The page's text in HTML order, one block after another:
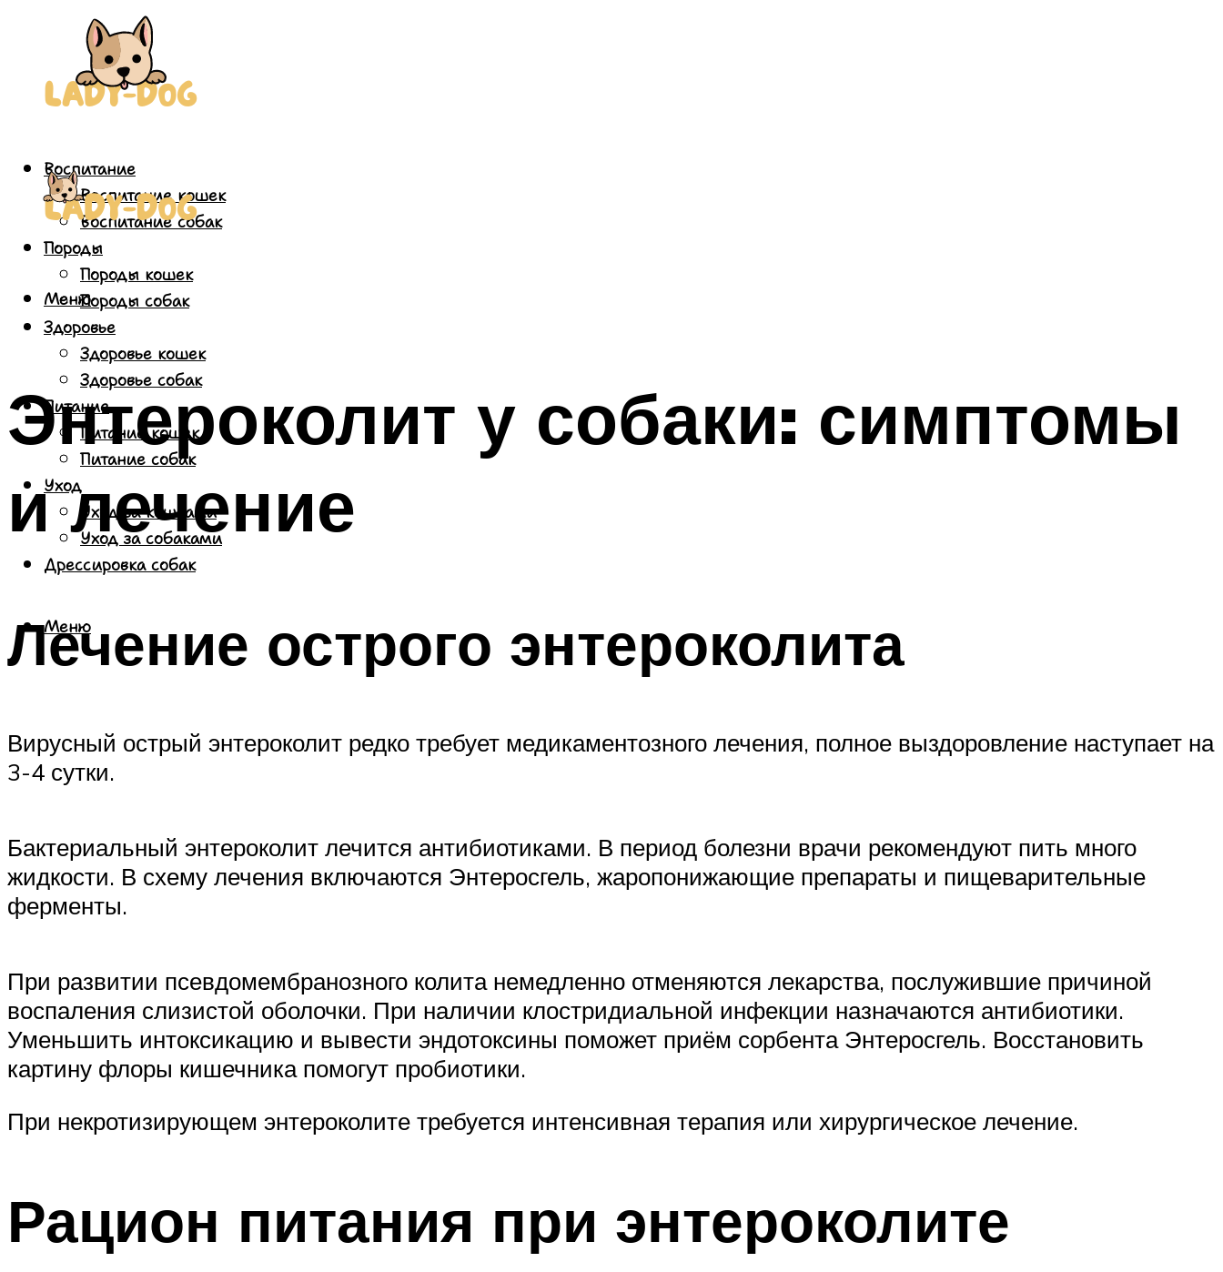
Воспитание
Воспитание кошек
Воспитание собак
Породы
Породы кошек
Породы собак
Здоровье
Здоровье кошек
Здоровье собак
Питание
Питание кошек
Питание собак
Уход
Уход за кошками
Уход за собаками
Дрессировка собак
Меню
Меню
Энтероколит у собаки: симптомы
и лечение
Лечение острого энтероколита
Вирусный острый энтероколит редко требует медикаментозного лечения, полное выздоровление наступает на
3-4 сутки.
Бактериальный энтероколит лечится антибиотиками. В период болезни врачи рекомендуют пить много
жидкости. В схему лечения включаются Энтеросгель, жаропонижающие препараты и пищеварительные
ферменты.
При развитии псевдомембранозного колита немедленно отменяются лекарства, послужившие причиной
воспаления слизистой оболочки. При наличии клостридиальной инфекции назначаются антибиотики.
Уменьшить интоксикацию и вывести эндотоксины поможет приём сорбента Энтеросгель. Восстановить
картину флоры кишечника помогут пробиотики.
При некротизирующем энтероколите требуется интенсивная терапия или хирургическое лечение.
Рацион питания при энтероколите